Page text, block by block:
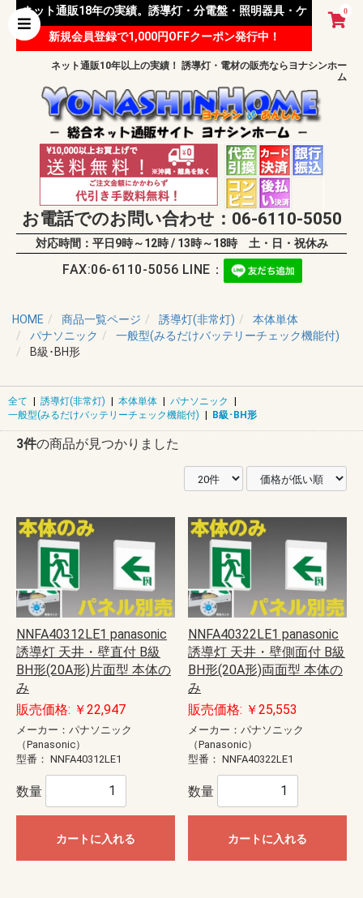
0
ネット通販18年の実績。誘導灯・分電盤・照明器具・ケ
ーブル等 様々な資材を取り扱っています。
新規会員登録で1,000円OFFクーポン発行中！
ネット通販10年以上の実績！ 誘導灯・電材の販売ならヨナシンホー
ム
お電話でのお問い合わせ：06-6110-5050
対応時間：平日9時～12時 / 13時～18時 土・日・祝休み
FAX:06-6110-5056 LINE：
HOME 商品一覧ページ 誘導灯(非常灯)
本体単体
パナソニック
一般型(みるだけバッテリーチェック機能付)
B級･BH形
全て | 誘導灯(非常灯) | 本体単体 | パナソニック
|
一般型(みるだけバッテリーチェック機能付) | B級･BH形
3件の商品が見つかりました
NNFA40312LE1 panasonic
誘導灯 天井・壁直付 B級
BH形(20A形)片面型 本体の
み
販売価格: ￥22,947
メーカー：パナソニック
（Panasonic）
型番： NNFA40312LE1
数量
カートに入れる
NNFA40322LE1 panasonic
誘導灯 天井・壁側面付 B級
BH形(20A形)両面型 本体の
み
販売価格: ￥25,553
メーカー：パナソニック
（Panasonic）
型番： NNFA40322LE1
数量
カートに入れる